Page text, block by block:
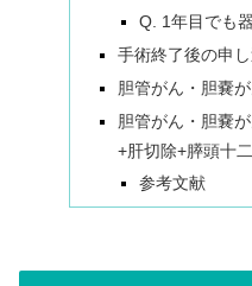
Q. 1年目でも
手術終了後の申
胆管がん・胆嚢
胆管がん・胆嚢
+肝切除+膵頭十
参考文献